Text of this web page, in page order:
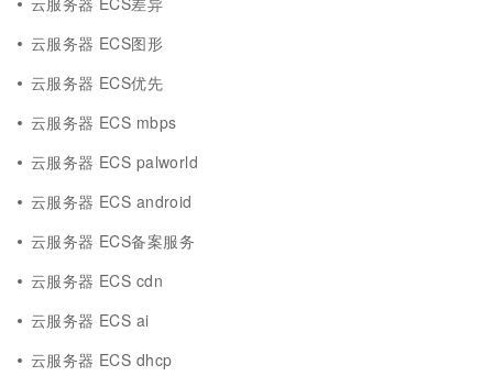
云服务器 ECS图形
云服务器 ECS优先
云服务器 ECS mbps
云服务器 ECS palworld
云服务器 ECS android
云服务器 ECS备案服务
云服务器 ECS cdn
云服务器 ECS ai
云服务器 ECS dhcp